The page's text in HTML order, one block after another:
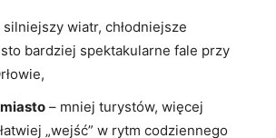
silniejszy wiatr, chłodniejsze
bardziej spektakularne fale przy
– mniej turystów, więcej
„wejść” w rytm codziennego